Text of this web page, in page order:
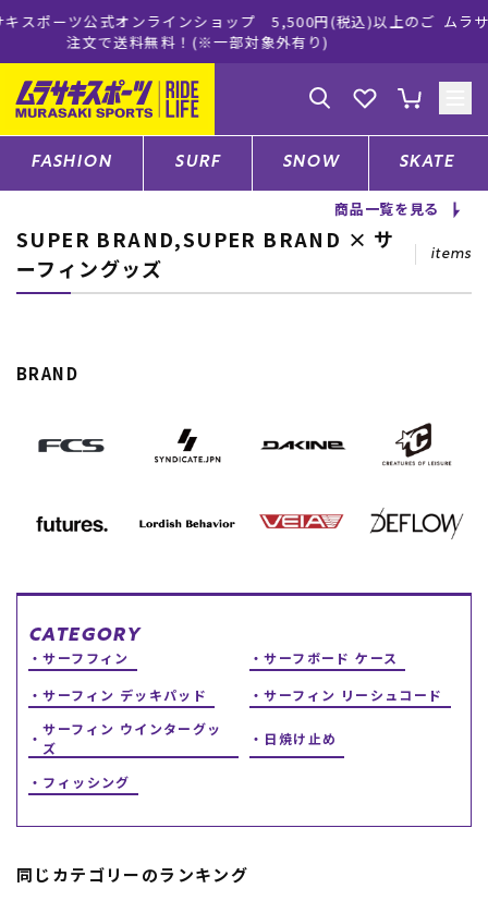
ップ 5,500円(税込)以上のご
部対象外有り)
ムラサキスポーツ公式オンライン
ゲスト様
ログイン 会員登録
店舗一覧
サーフTOP
スノーTOP
CONTENTS
ブランド一覧
特集一覧
RIDE LIFE MAGAZINE一
覧
スタッフスナップ
フ
中古/アウトレット スノ
SUPPORT
ご利用ガイド
会員ランク
アフターサポート
FASHION SURF SNOW SKATE
商品一覧を見る
SUPER BRAND,SUPER BRAND × サ
ーフィングッズ
items
BRAND
CATEGORY
サーフフィン
サーフボード ケース
サーフィン デッキパッド
サーフィン リーシュコード
サーフィン ウインターグッ
ズ
日焼け止め
フィッシング
同じカテゴリーのランキング